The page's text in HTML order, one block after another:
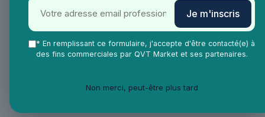
Marque
Je m'inscris
* En remplissant ce formulaire, j'accepte d'être contacté(e) à
des fins commerciales par QVT Market et ses partenaires.
Non merci, peut-être plus tard